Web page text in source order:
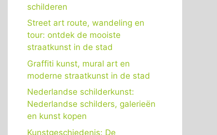
schilderen
Street art route, wandeling en
tour: ontdek de mooiste
straatkunst in de stad
Graffiti kunst, mural art en
moderne straatkunst in de stad
Nederlandse schilderkunst:
Nederlandse schilders, galerieën
en kunst kopen
Kunstgeschiedenis: De